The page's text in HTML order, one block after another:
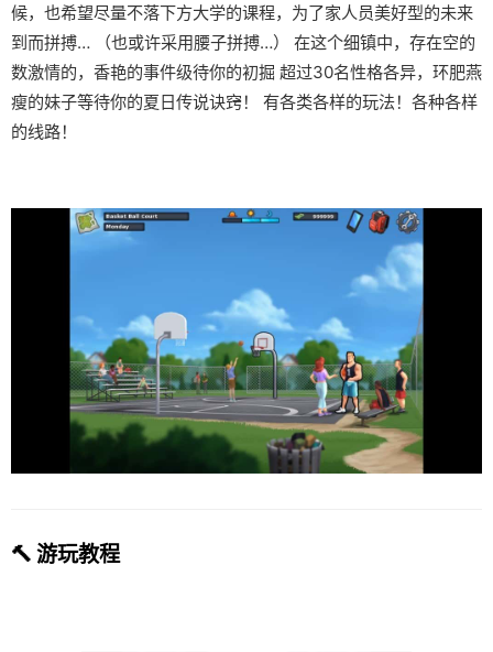
候，也希望尽量不落下方大学的课程，为了家人员美好型的未来
到而拼搏… （也或许采用腰子拼搏…） 在这个细镇中，存在空的
数激情的，香艳的事件级待你的初掘 超过30名性格各异，环肥燕
瘦的妹子等待你的夏日传说诀窍！ 有各类各样的玩法！各种各样
的线路！
🔨 游玩教程